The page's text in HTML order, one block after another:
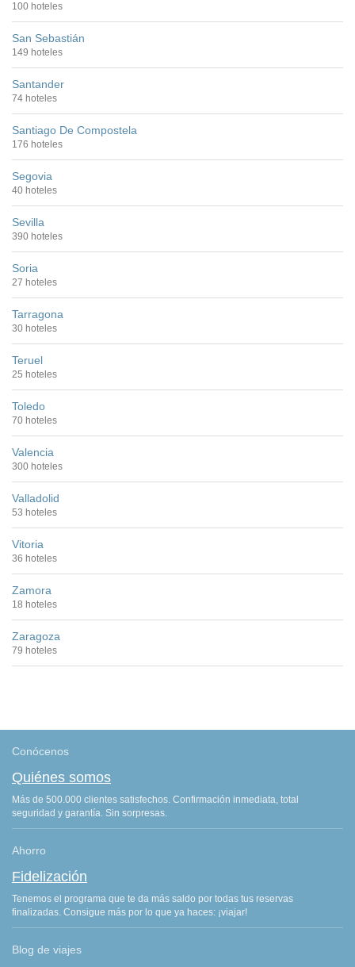
100 hoteles
San Sebastián
149 hoteles
Santander
74 hoteles
Santiago De Compostela
176 hoteles
Segovia
40 hoteles
Sevilla
390 hoteles
Soria
27 hoteles
Tarragona
30 hoteles
Teruel
25 hoteles
Toledo
70 hoteles
Valencia
300 hoteles
Valladolid
53 hoteles
Vitoria
36 hoteles
Zamora
18 hoteles
Zaragoza
79 hoteles
Conócenos
Quiénes somos
Más de 500.000 clientes satisfechos. Confirmación inmediata, total
seguridad y garantía. Sin sorpresas.
Ahorro
Fidelización
Tenemos el programa que te da más saldo por todas tus reservas
finalizadas. Consigue más por lo que ya haces: ¡viajar!
Blog de viajes